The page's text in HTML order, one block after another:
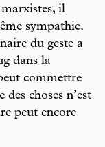
marxistes, il
sympathie.
du geste a
dans la
commettre
choses n’est
peut encore